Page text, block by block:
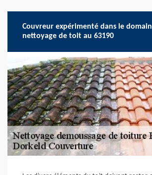
Couvreur expérimenté dans le
nettoyage de toit au 63190